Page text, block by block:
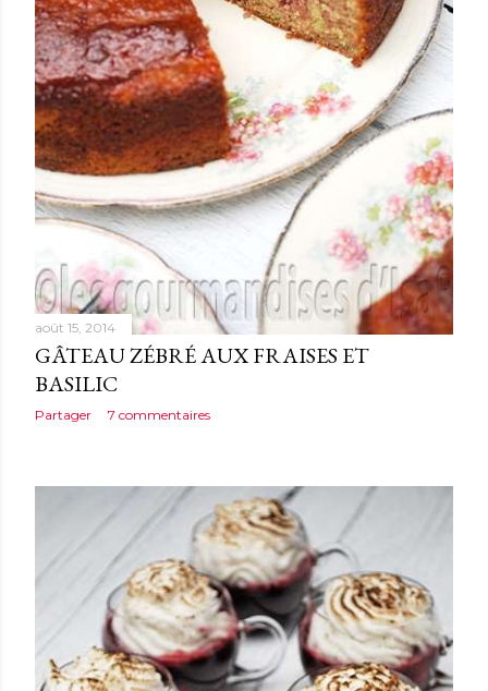
août 15, 2014
GÂTEAU ZÉBRÉ AUX FRAISES ET
BASILIC
Partager 7 commentaires